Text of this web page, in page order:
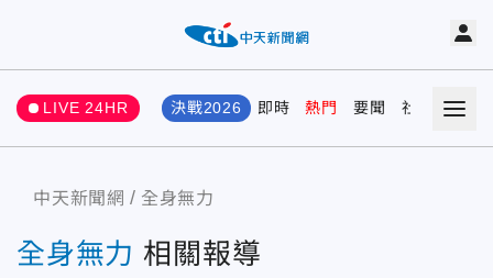
LIVE 24HR 決戰2026 即時 熱門 要聞 社會 娛樂
中天新聞網 全身無力
全身無力 相關報導